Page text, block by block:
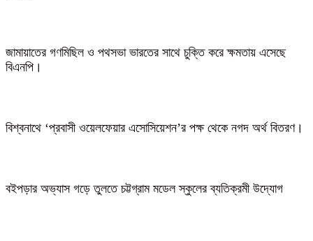
জামায়াতের গণমিছিল ও পথসভা ভারতের সাথে চুক্তি করে ক্ষমতায় এসেছে
বিএনপি।
বিশ্বনাথে ‘প্রবাসী ওয়েলফেয়ার এসোসিয়েশন’র পক্ষ থেকে নগদ অর্থ বিতরণ।
বইপড়ার অভ্যাস গড়ে তুলতে চট্টগ্রাম মডেল স্কুলের ব্যতিক্রমী উদ্যোগ